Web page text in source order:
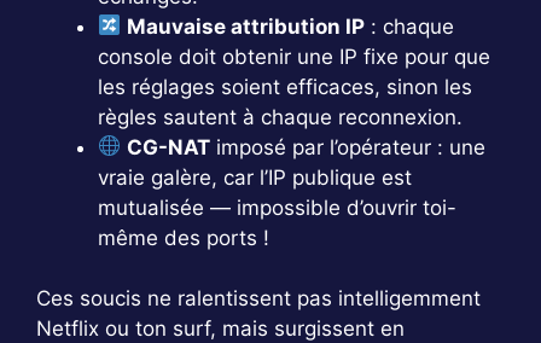
Mauvaise attribution IP : chaque
console doit obtenir une IP fixe pour que
les réglages soient efficaces, sinon les
règles sautent à chaque reconnexion.
CG-NAT imposé par l’opérateur : une
vraie galère, car l’IP publique est
mutualisée — impossible d’ouvrir toi-
même des ports !
Ces soucis ne ralentissent pas intelligemment
Netflix ou ton surf, mais surgissent en